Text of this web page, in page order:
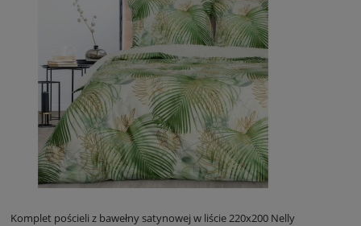
Komplet pościeli z bawełny satynowej w liście 220x200 Nelly